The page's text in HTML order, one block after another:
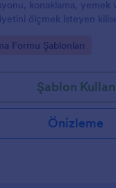
konaklama, yemek
ölçmek isteyen
Formu Şablonları
Şablon Kullan
Önizleme